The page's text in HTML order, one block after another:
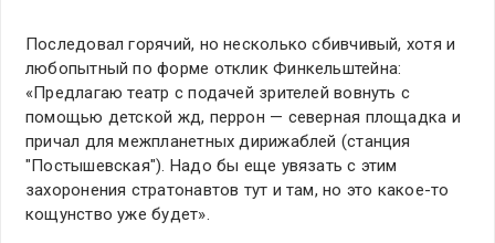
Последовал горячий, но несколько сбивчивый, хотя и
любопытный по форме отклик Финкельштейна:
«Предлагаю театр с подачей зрителей вовнуть с
помощью детской жд, перрон — северная площадка и
причал для межпланетных дирижаблей (станция
"Постышевская"). Надо бы еще увязать с этим
захоронения стратонавтов тут и там, но это какое-то
кощунство уже будет».